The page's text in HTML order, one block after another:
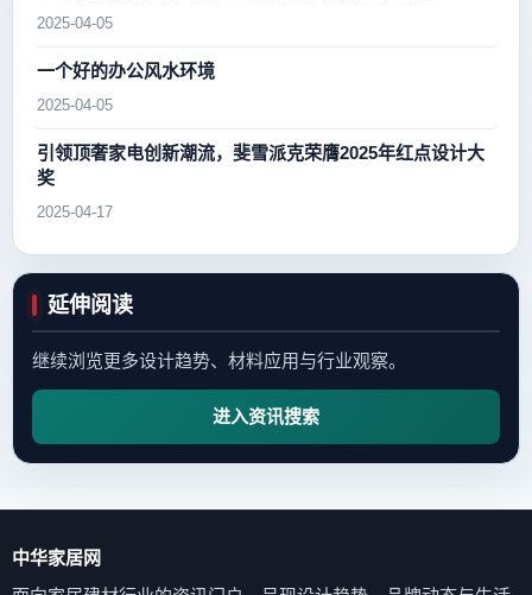
2025-04-05
一个好的办公风水环境
2025-04-05
引领顶奢家电创新潮流，斐雪派克荣膺2025年红点设计大
奖
2025-04-17
延伸阅读
继续浏览更多设计趋势、材料应用与行业观察。
进入资讯搜索
中华家居网